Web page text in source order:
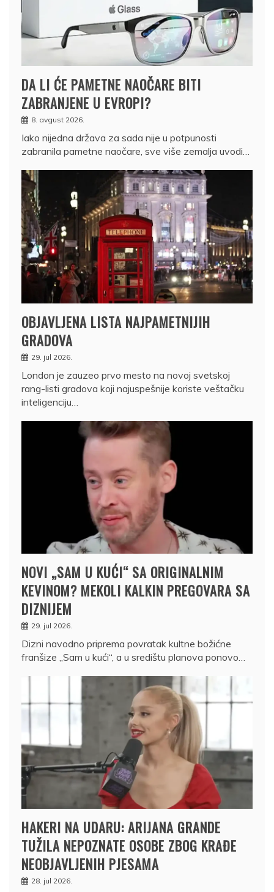
DA LI ĆE PAMETNE NAOČARE BITI
ZABRANJENE U EVROPI?
8. avgust 2026.
Iako nijedna država za sada nije u potpunosti
zabranila pametne naočare, sve više zemalja uvodi…
OBJAVLJENA LISTA NAJPAMETNIJIH
GRADOVA
29. jul 2026.
London je zauzeo prvo mesto na novoj svetskoj
rang-listi gradova koji najuspešnije koriste veštačku
inteligenciju…
NOVI „SAM U KUĆI“ SA ORIGINALNIM
KEVINOM? MEKOLI KALKIN PREGOVARA SA
DIZNIJEM
29. jul 2026.
Dizni navodno priprema povratak kultne božićne
franšize „Sam u kući“, a u središtu planova ponovo…
HAKERI NA UDARU: ARIJANA GRANDE
TUŽILA NEPOZNATE OSOBE ZBOG KRAĐE
NEOBJAVLJENIH PJESAMA
28. jul 2026.